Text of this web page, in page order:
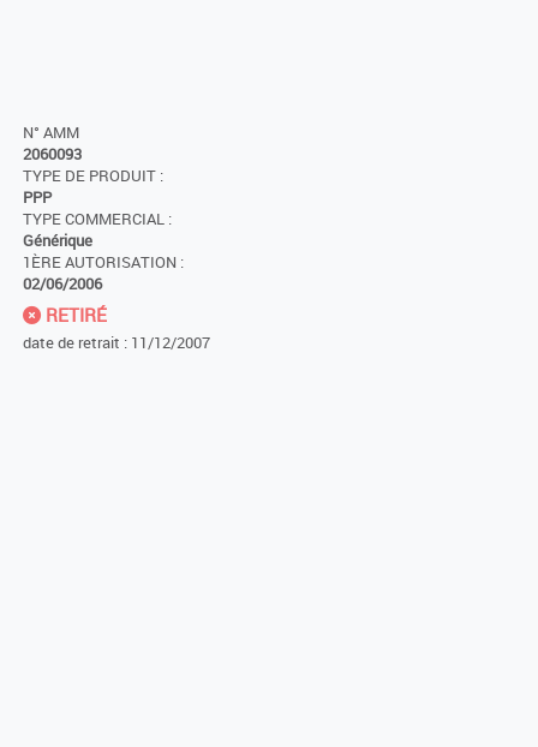
N° AMM
2060093
TYPE DE PRODUIT :
PPP
TYPE COMMERCIAL :
Générique
1ÈRE AUTORISATION :
02/06/2006
RETIRÉ
date de retrait : 11/12/2007